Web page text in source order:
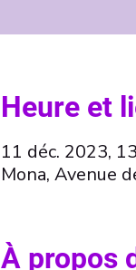
Heure et
11 déc. 2023,
Mona, Avenue
À propos